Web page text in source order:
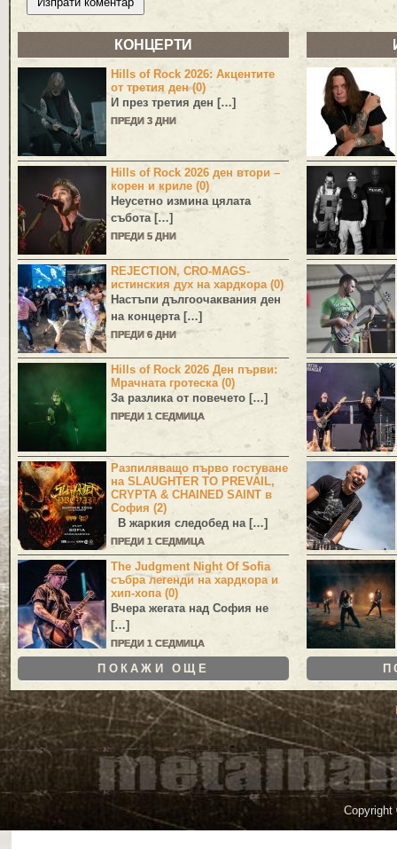
КОНЦЕРТИ
Hills of Rock 2026: Акцентите
от третия ден (0)
И през третия ден […]
ПРЕДИ 3 ДНИ
Hills of Rock 2026 ден втори –
корен и криле (0)
Неусетно измина цялата
събота […]
ПРЕДИ 5 ДНИ
REJECTION, CRO-MAGS-
истинския дух на хардкора (0)
Настъпи дългоочаквания ден
на концерта […]
ПРЕДИ 6 ДНИ
Hills of Rock 2026 Ден първи:
Мрачната гротеска (0)
За разлика от повечето […]
ПРЕДИ 1 СЕДМИЦА
Разпиляващо първо гостуване
на SLAUGHTER TO PREVAIL,
CRYPTA & CHAINED SAINT в
София (2)
В жаркия следобед на […]
ПРЕДИ 1 СЕДМИЦА
The Judgment Night Of Sofia
събра легенди на хардкора и
хип-хопа (0)
Вчера жегата над София не
[…]
ПРЕДИ 1 СЕДМИЦА
ПОКАЖИ ОЩЕ